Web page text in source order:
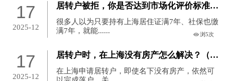
17
2025-12
居转户被拒，你是否达到市场化评价标准？（居转户被拒后还能再申请吗）
很多人以为只要持有上海居住证满7年、社保也缴
满7年，就能......
浏5次
17
2025-12
居转户时，在上海没有房产怎么解决？（居转户上海最新政策）
在上海申请居转户，即使名下没有房产，依然可